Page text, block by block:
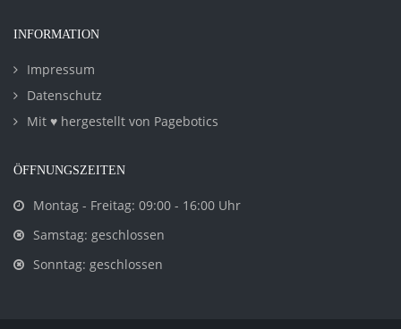
INFORMATION
Impressum
Datenschutz
Mit ♥ hergestellt von Pagebotics
ÖFFNUNGSZEITEN
Montag - Freitag: 09:00 - 16:00 Uhr
Samstag: geschlossen
Sonntag: geschlossen